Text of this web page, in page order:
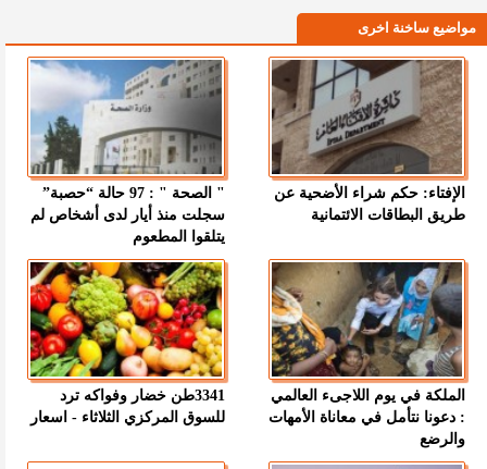
مواضيع ساخنة اخرى
الإفتاء: حكم شراء الأضحية عن
طريق البطاقات الائتمانية
" الصحة " : 97 حالة “حصبة”
سجلت منذ أيار لدى أشخاص لم
يتلقوا المطعوم
الملكة في يوم اللاجىء العالمي
: دعونا نتأمل في معاناة الأمهات
والرضع
3341طن خضار وفواكه ترد
للسوق المركزي الثلاثاء - اسعار